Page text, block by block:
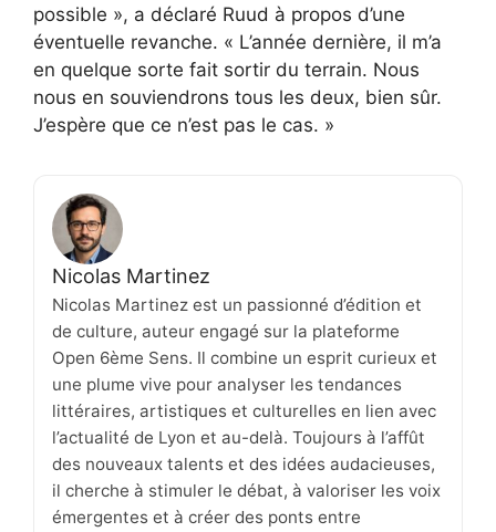
possible », a déclaré Ruud à propos d’une
éventuelle revanche. « L’année dernière, il m’a
en quelque sorte fait sortir du terrain. Nous
nous en souviendrons tous les deux, bien sûr.
J’espère que ce n’est pas le cas. »
Nicolas Martinez
Nicolas Martinez est un passionné d’édition et
de culture, auteur engagé sur la plateforme
Open 6ème Sens. Il combine un esprit curieux et
une plume vive pour analyser les tendances
littéraires, artistiques et culturelles en lien avec
l’actualité de Lyon et au-delà. Toujours à l’affût
des nouveaux talents et des idées audacieuses,
il cherche à stimuler le débat, à valoriser les voix
émergentes et à créer des ponts entre